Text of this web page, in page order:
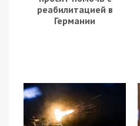
реабилитацией в
Германии